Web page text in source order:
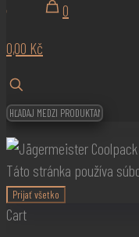
0
0,00 Kč
Táto stránka používa
Prijať všetko
Cart